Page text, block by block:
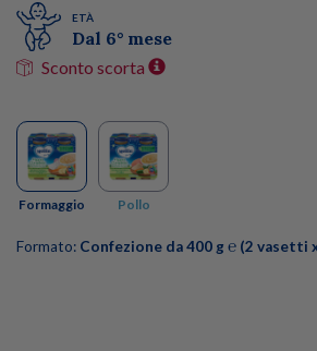
ETÀ
Dal 6° mese
Sconto scorta
Formaggio Pollo
Formato: Confezione da 400 g ℮ (2 vasetti